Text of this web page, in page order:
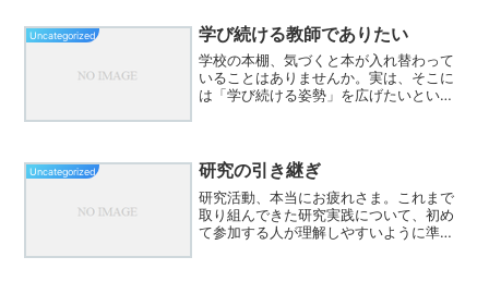
5. まとめ：見慣れた風景ほど、盲点に...
Uncategorized 学び続ける教師でありたい
学校の本棚、気づくと本が入れ替わって
いることはありませんか。実は、そこに
は「学び続ける姿勢」を広げたいという
れ替えに込めたメッセージ...
Uncategorized 研究の引き継ぎ
研究活動、本当にお疲れさま。これまで
取り組んできた研究実践について、初め
て参加する人が理解しやすいように準備